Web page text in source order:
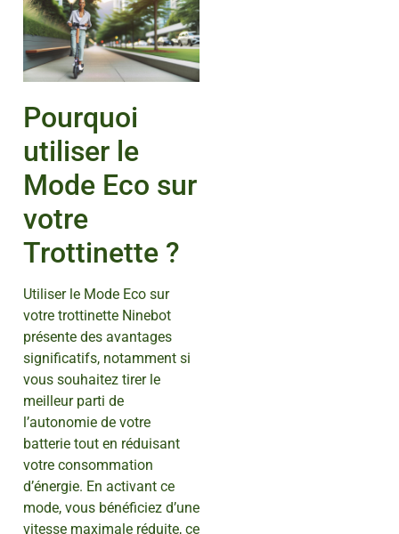
Pourquoi
utiliser le
Mode Eco sur
votre
Trottinette ?
Utiliser le Mode Eco sur
votre trottinette Ninebot
présente des avantages
significatifs, notamment si
vous souhaitez tirer le
meilleur parti de
l’autonomie de votre
batterie tout en réduisant
votre consommation
d’énergie. En activant ce
mode, vous bénéficiez d’une
vitesse maximale réduite, ce